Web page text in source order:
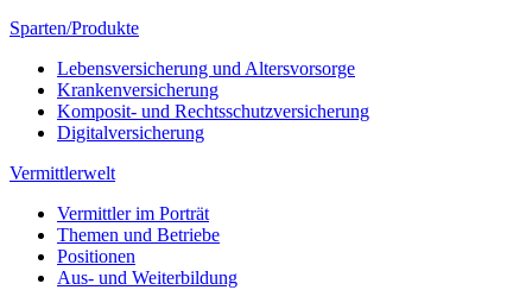
Sparten/Produkte
Lebensversicherung und Altersvorsorge
Krankenversicherung
Komposit- und Rechtsschutzversicherung
Digitalversicherung
Vermittlerwelt
Vermittler im Porträt
Themen und Betriebe
Positionen
Aus- und Weiterbildung